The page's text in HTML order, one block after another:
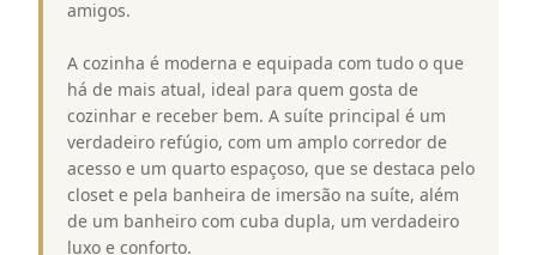
amigos.
A cozinha é moderna e equipada com tudo o que
há de mais atual, ideal para quem gosta de
cozinhar e receber bem. A suíte principal é um
verdadeiro refúgio, com um amplo corredor de
acesso e um quarto espaçoso, que se destaca pelo
closet e pela banheira de imersão na suíte, além
de um banheiro com cuba dupla, um verdadeiro
luxo e conforto.